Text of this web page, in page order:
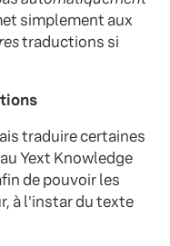
simplement aux
traductions si
traduire certaines
Yext Knowledge
de pouvoir les
à l'instar du texte